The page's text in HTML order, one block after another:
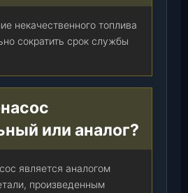
некачественного топлива
сократить срок службы
или аналог?
является аналогом
произведенным